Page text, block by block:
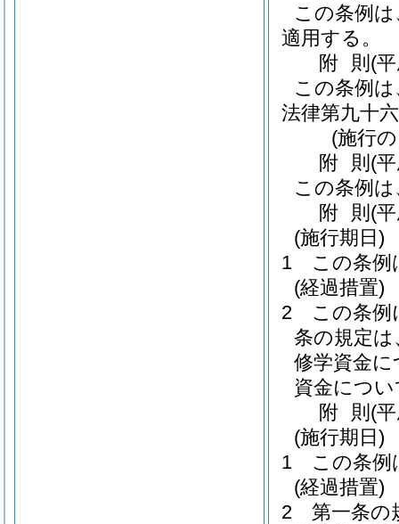
この条例
適用する。
附 則 (
この条例
法律第九十
(施行
附 則 (
この条例
附 則 (
(施行期日)
1
この条例
(経過措置)
2
この条例
条の規定
修学資金
資金につ
附 則 (
(施行期日)
1
この条例
(経過措置)
2
第一条の